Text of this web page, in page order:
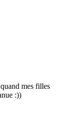
mes filles
:))